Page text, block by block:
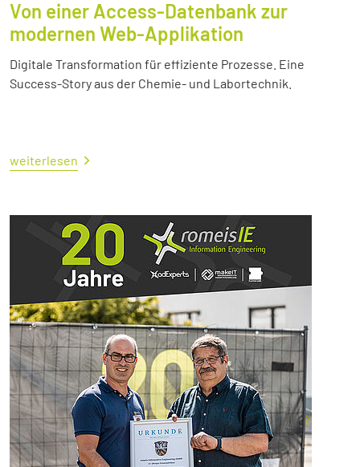
Von einer Access-Datenbank zur
modernen Web-Applikation
Digitale Transformation für effiziente Prozesse. Eine
Success-Story aus der Chemie- und Labortechnik.
weiterlesen